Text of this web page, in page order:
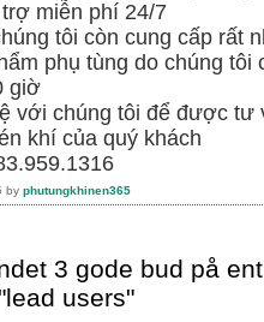
miễn phí 24/7
tôi còn cung cấp rất
phụ tùng do chúng
giờ
với chúng tôi để được tư
khí của quý khách
by phutungkhinen365
3 gode bud på
users"